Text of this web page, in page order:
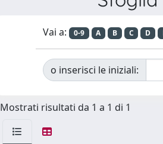
Vai a: 0-9 A B C D
o inserisci le iniziali:
Mostrati risultati da 1 a 1 di 1